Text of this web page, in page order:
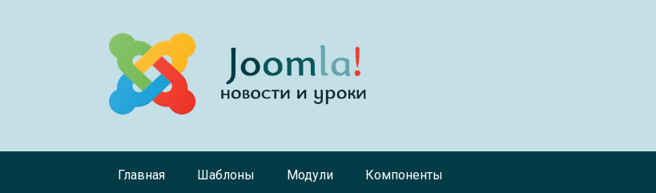
Главная Шаблоны Модули Компоненты